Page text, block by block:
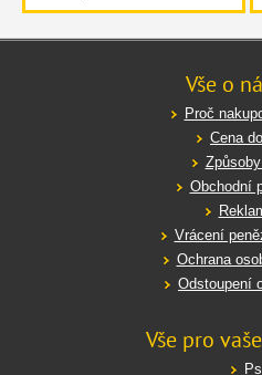
Vše o
Proč
Cena
Obchodní
Vrácení
Ochrana
Odstoupení
Vše pro